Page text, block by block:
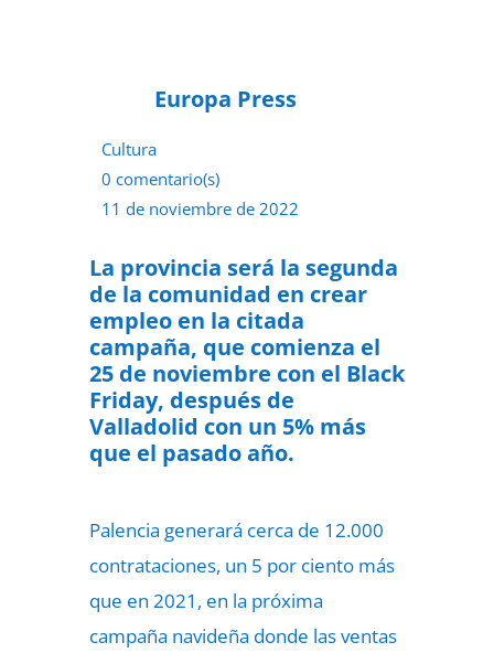
Europa Press
Cultura
0 comentario(s)
11 de noviembre de 2022
La provincia será la segunda
de la comunidad en crear
empleo en la citada
campaña, que comienza el
25 de noviembre con el Black
Friday, después de
Valladolid con un 5% más
que el pasado año.
Palencia generará cerca de 12.000
contrataciones, un 5 por ciento más
que en 2021, en la próxima
campaña navideña donde las ventas